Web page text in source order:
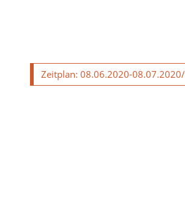
Zeitplan: 08.06.2020-